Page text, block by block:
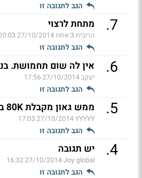
הגב לתגובה זו
7
. מתחת לרצוי
הריבית 3 אחוז 27/10/2014 20:03
הגב לתגובה זו
6
. אין לה שום תחמושת.
יעקב27/10/2014 17:56
הגב לתגובה זו
5
. ממש גאון מקבלת 80K בשביל להחליט להשאיר או להוריד 0.25
YYYYY
27/10/2014 17:03
הגב לתגובה זו
4
. יש תגובה
Joy global
27/10/2014 16:32
הגב לתגובה זו